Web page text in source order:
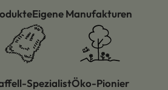
Eigene Manufakturen
SpezialistÖko-Pionier